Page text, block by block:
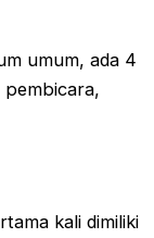
umum, ada 4
kali dimiliki